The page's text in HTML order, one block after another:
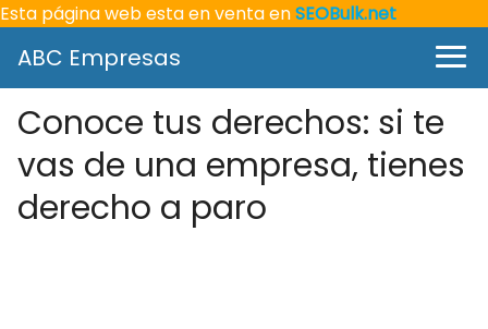
Esta página web esta en venta enSEOBulk.net
ABC Empresas
Conoce tus derechos: si te
vas de una empresa, tienes
derecho a paro